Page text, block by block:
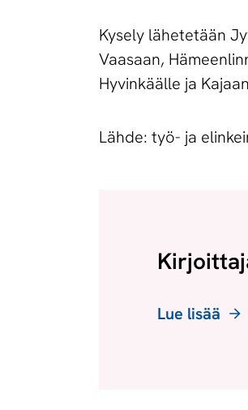
Kysely lähetetään
Vaasaan,
Hyvinkäälle ja
Lähde: työ- ja
Lue lisää